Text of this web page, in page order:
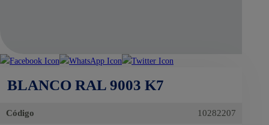
BLANCO RAL 9003 K7
Código 10282207